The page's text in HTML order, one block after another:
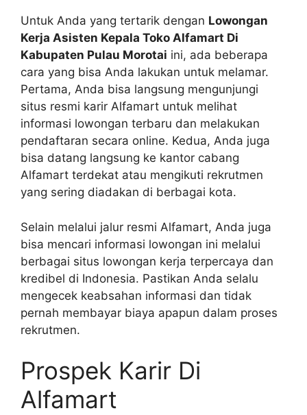
Untuk Anda yang tertarik dengan Lowongan
Kerja Asisten Kepala Toko Alfamart Di
Kabupaten Pulau Morotai ini, ada beberapa
cara yang bisa Anda lakukan untuk melamar.
Pertama, Anda bisa langsung mengunjungi
situs resmi karir Alfamart untuk melihat
informasi lowongan terbaru dan melakukan
pendaftaran secara online. Kedua, Anda juga
bisa datang langsung ke kantor cabang
Alfamart terdekat atau mengikuti rekrutmen
yang sering diadakan di berbagai kota.
Selain melalui jalur resmi Alfamart, Anda juga
bisa mencari informasi lowongan ini melalui
berbagai situs lowongan kerja terpercaya dan
kredibel di Indonesia. Pastikan Anda selalu
mengecek keabsahan informasi dan tidak
pernah membayar biaya apapun dalam proses
rekrutmen.
Prospek Karir Di
Alfamart